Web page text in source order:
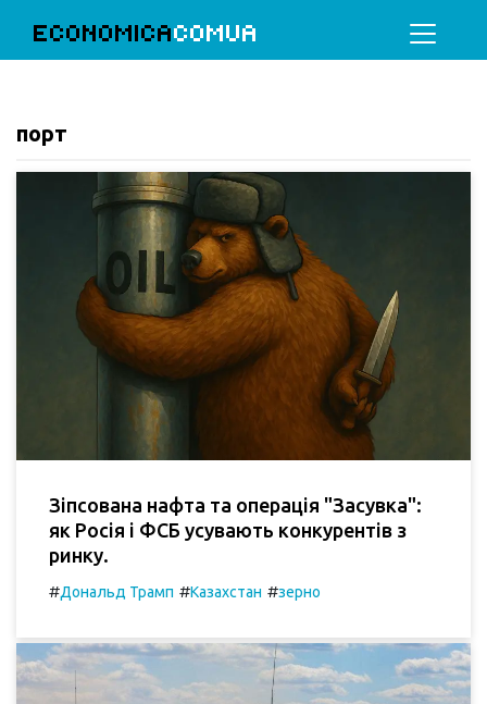
ECONOMICACOMUA
порт
Зіпсована нафта та операція "Засувка":
як Росія і ФСБ усувають конкурентів з
ринку.
#Дональд Трамп #Казахстан #зерно